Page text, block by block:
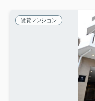
賃貸マンション